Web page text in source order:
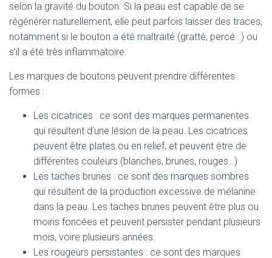
selon la gravité du bouton. Si la peau est capable de se
régénérer naturellement, elle peut parfois laisser des traces,
notamment si le bouton a été maltraité (gratté, percé…) ou
s’il a été très inflammatoire.
Les marques de boutons peuvent prendre différentes
formes :
Les cicatrices : ce sont des marques permanentes
qui résultent d’une lésion de la peau. Les cicatrices
peuvent être plates ou en relief, et peuvent être de
différentes couleurs (blanches, brunes, rouges…)
Les taches brunes : ce sont des marques sombres
qui résultent de la production excessive de mélanine
dans la peau. Les taches brunes peuvent être plus ou
moins foncées et peuvent persister pendant plusieurs
mois, voire plusieurs années.
Les rougeurs persistantes : ce sont des marques